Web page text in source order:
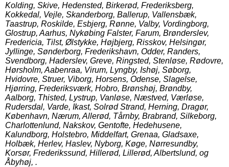
Kolding, Skive, Hedensted, Birkerød, Frederiksberg,
Kokkedal, Vejle, Skanderborg, Ballerup, Vallensbæk,
Taastrup, Roskilde, Esbjerg, Rønne, Valby, Vordingborg,
Glostrup, Aarhus, Nykøbing Falster, Farum, Brønderslev,
Fredericia, Tilst, Ølstykke, Højbjerg, Risskov, Helsingør,
Jyllinge, Sønderborg, Frederikshavn, Odder, Randers,
Svendborg, Haderslev, Greve, Ringsted, Stenløse, Rødovre,
Hørsholm, Aabenraa, Virum, Lyngby, Ishøj, Søborg,
Hvidovre, Struer, Viborg, Horsens, Odense, Slagelse,
Hjørring, Frederiksværk, Hobro, Brønshøj, Brøndby,
Aalborg, Thisted, Lystrup, Vanløse, Næstved, Værløse,
Rudersdal, Varde, Ikast, Solrød Strand, Herning, Dragør,
København, Nærum, Allerød, Tårnby, Brabrand, Silkeborg,
Charlottenlund, Nakskov, Gentofte, Hedehusene,
Kalundborg, Holstebro, Middelfart, Grenaa, Gladsaxe,
Holbæk, Herlev, Haslev, Nyborg, Køge, Nørresundby,
Korsør, Frederikssund, Hillerød, Lillerød, Albertslund, og
Åbyhøj, .